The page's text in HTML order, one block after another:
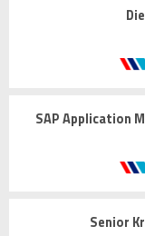
SAP Application
Senior